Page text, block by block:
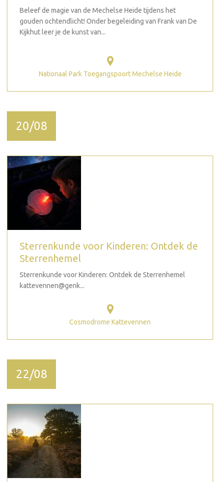
Beleef de magie van de Mechelse Heide tijdens het
gouden ochtendlicht! Onder begeleiding van Frank van De
Kijkhut leer je de kunst van...
Nationaal Park Toegangspoort Mechelse Heide
20/08
Sterrenkunde voor Kinderen: Ontdek de
Sterrenhemel
Sterrenkunde voor Kinderen: Ontdek de Sterrenhemel
kattevennen@genk...
Cosmodrome Kattevennen
22/08